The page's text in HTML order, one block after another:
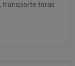
transporte toras
zero em uma